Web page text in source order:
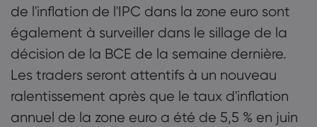
de l'inflation de l'IPC dans la zone euro sont
également à surveiller dans le sillage de la
décision de la BCE de la semaine dernière.
Les traders seront attentifs à un nouveau
ralentissement après que le taux d'inflation
annuel de la zone euro a été de 5,5 % en juin